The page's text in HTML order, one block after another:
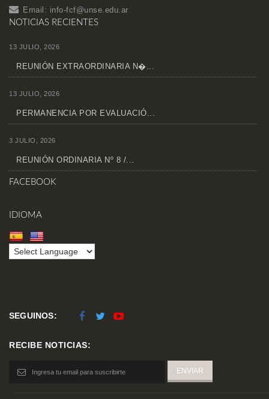
Email: info-fcf@unse.edu.ar
NOTICIAS RECIENTES
13 JULIO, 2026
REUNIÓN EXTRAORDINARIA N�...
13 JULIO, 2026
PERMANENCIA POR EVALUACIÓ...
3 JULIO, 2026
REUNIÓN ORDINARIA Nº 8 /...
FACEBOOK
IDIOMA
SEGUINOS:
RECIBE NOTICIAS: